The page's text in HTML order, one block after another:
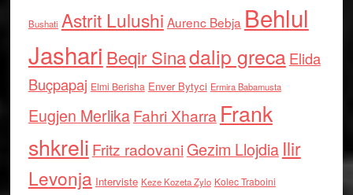
Bushati Astrit Lulushi Aurenc Bebja Behlul
Jashari Beqir Sinadalip grecaElida
Buçpapaj Elmi Berisha Enver Bytyci Ermira Babamusta
Eugjen MerlikaFahri Xharra Frank
shkreli Fritz radovaniGezim Llojdia Ilir
Levonja Interviste Keze Kozeta Zylo Kolec Traboini